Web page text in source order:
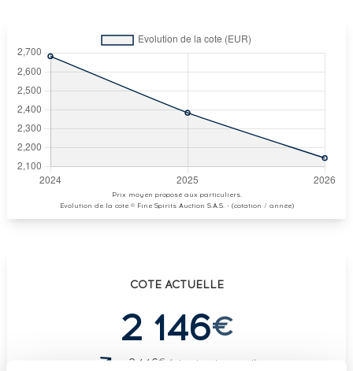
Prix moyen proposé aux particuliers.
Evolution de la cote © Fine Spirits Auction S.A.S. - (cotation / année)
COTE ACTUELLE
2 146€
2 146€ (plus haut annuel)